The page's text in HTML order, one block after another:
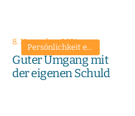
Persönlichkeit entwickeln
8. November 2021
Guter Umgang mit
der eigenen Schuld